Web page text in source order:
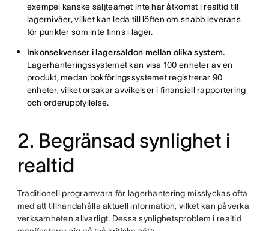
exempel kanske säljteamet inte har åtkomst i realtid till
lagernivåer, vilket kan leda till löften om snabb leverans
för punkter som inte finns i lager.
Inkonsekvenser i lagersaldon mellan olika system.
Lagerhanteringssystemet kan visa 100 enheter av en
produkt, medan bokföringssystemet registrerar 90
enheter, vilket orsakar avvikelser i finansiell rapportering
och orderuppfyllelse.
2. Begränsad synlighet i
realtid
Traditionell programvara för lagerhantering misslyckas ofta
med att tillhandahålla aktuell information, vilket kan påverka
verksamheten allvarligt. Dessa synlighetsproblem i realtid